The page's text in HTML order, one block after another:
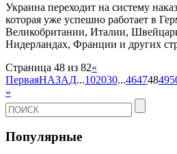
Украина переходит на систему
которая уже успешно работает в
Великобритании, Италии,
Нидерландах, Франции и других
Страница 48 из 82«
ПерваяНАЗАД...102030...46474849
»
Популярные